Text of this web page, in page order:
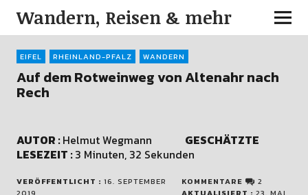
Wandern, Reisen & mehr
EIFEL RHEINLAND-PFALZ WANDERN
Auf dem Rotweinweg von Altenahr nach
Rech
AUTOR :Helmut Wegmann GESCHÄTZTE
LESEZEIT :3 Minuten, 32 Sekunden
VERÖFFENTLICHT : 16. SEPTEMBER
KOMMENTARE
2